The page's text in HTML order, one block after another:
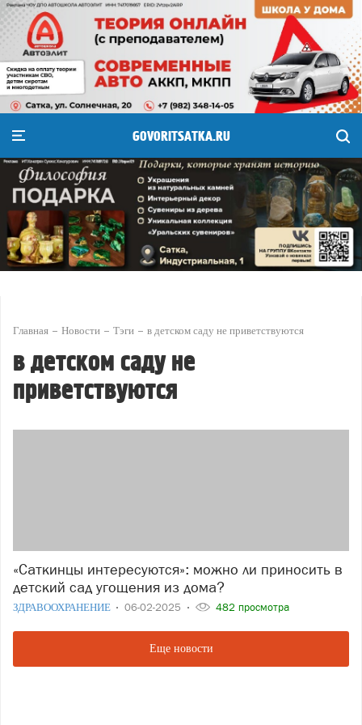
GOVORITSATKA.RU
Главная Новости Тэги в детском саду не приветствуются
в детском саду не
приветствуются
«Саткинцы интересуются»: можно ли приносить в
детский сад угощения из дома?
ЗДРАВООХРАНЕНИЕ 06-02-2025 482 просмотра
Еще новости